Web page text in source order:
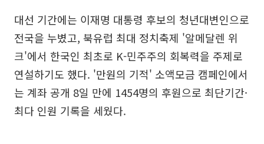
대선 기간에는 이재명 대통령 후보의 청년대변인으로
전국을 누볐고, 북유럽 최대 정치축제 '알메달렌 위
크'에서 한국인 최초로 K-민주주의 회복력을 주제로
연설하기도 했다. '만원의 기적' 소액모금 캠페인에서
는 계좌 공개 8일 만에 1454명의 후원으로 최단기간·
최다 인원 기록을 세웠다.